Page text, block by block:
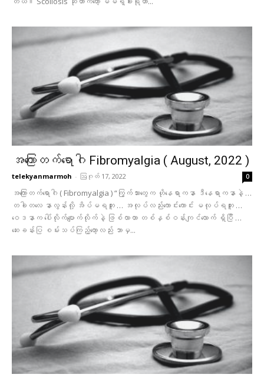
အကြောတက်ရောဂါ Fibromyalgia ( August, 2022 )
telekyanmarmoh - ဩဂုတ် 17, 2022 0
အကြောတက်ရောဂါ ( Fibromyalgia ) “ကြွက်သားတွေက ဟိုနေရာကနာ ဒီနေရာကနာနဲ့ …
တခါတလေ နာလွန်းလို့ အိပ်မရဘူး … အလုပ်လည်းကောင်းကောင်း မလုပ်ရဘူး …
ဝေ‌ဒနာက ပေါ်လိုက်ပျောက်လိုက်နဲ့ ဖြစ်လာတာ တစ်နှစ်ဝန်းကျင်လောက် ရှိပြီ …
ဆေးခန်းပြ စမ်းသပ်ကြည့်တော့လည်း ဘာမှ...